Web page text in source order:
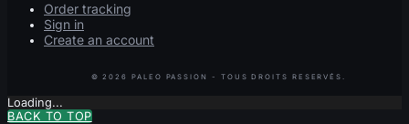
Order tracking
Sign in
Create an account
Loading...
BACK TO TOP